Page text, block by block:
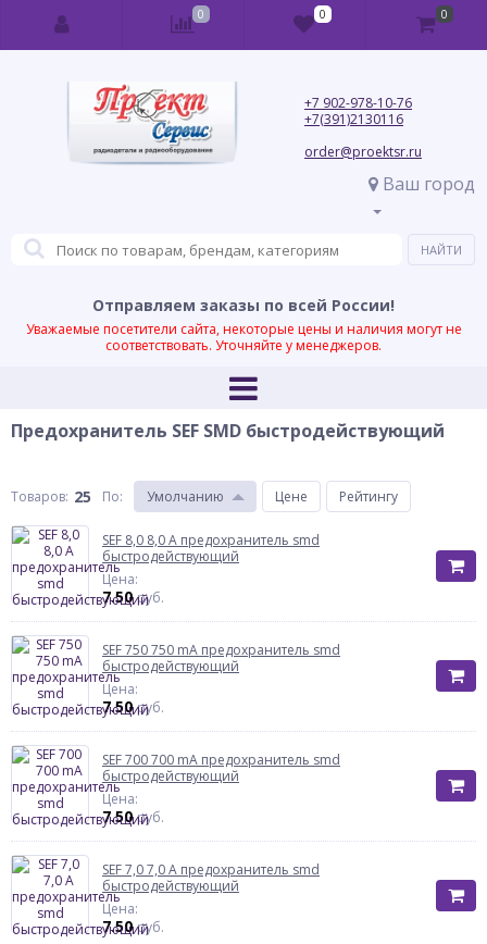
+7 902-978-10-76
+7(391)2130116
order@proektsr.ru
Ваш город
Отправляем заказы по всей России!
Уважаемые посетители сайта, некоторые цены и наличия могут не
соответствовать. Уточняйте у менеджеров.
Предохранитель SEF SMD быстродействующий
Товаров: 25 По: Умолчанию Цене Рейтингу
SEF 8,0 8,0 A предохранитель smd
быстродействующий
Цена:
7.50руб.
SEF 750 750 mA предохранитель smd
быстродействующий
Цена:
7.50руб.
SEF 700 700 mA предохранитель smd
быстродействующий
Цена:
7.50руб.
SEF 7,0 7,0 A предохранитель smd
быстродействующий
Цена:
7.50руб.
0 0 0